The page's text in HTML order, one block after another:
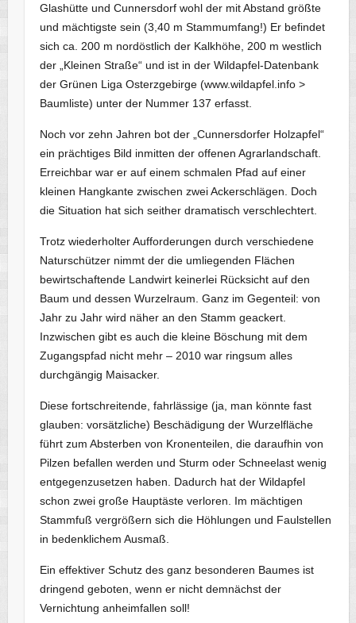
Glashütte und Cunnersdorf wohl der mit Abstand größte
und mächtigste sein (3,40 m Stammumfang!) Er befindet
sich ca. 200 m nordöstlich der Kalkhöhe, 200 m westlich
der „Kleinen Straße“ und ist in der Wildapfel-Datenbank
der Grünen Liga Osterzgebirge (www.wildapfel.info >
Baumliste) unter der Nummer 137 erfasst.
Noch vor zehn Jahren bot der „Cunnersdorfer Holzapfel“
ein prächtiges Bild inmitten der offenen Agrarlandschaft.
Erreichbar war er auf einem schmalen Pfad auf einer
kleinen Hangkante zwischen zwei Ackerschlägen. Doch
die Situation hat sich seither dramatisch verschlechtert.
Trotz wiederholter Aufforderungen durch verschiedene
Naturschützer nimmt der die umliegenden Flächen
bewirtschaftende Landwirt keinerlei Rücksicht auf den
Baum und dessen Wurzelraum. Ganz im Gegenteil: von
Jahr zu Jahr wird näher an den Stamm geackert.
Inzwischen gibt es auch die kleine Böschung mit dem
Zugangspfad nicht mehr – 2010 war ringsum alles
durchgängig Maisacker.
Diese fortschreitende, fahrlässige (ja, man könnte fast
glauben: vorsätzliche) Beschädigung der Wurzelfläche
führt zum Absterben von Kronenteilen, die daraufhin von
Pilzen befallen werden und Sturm oder Schneelast wenig
entgegenzusetzen haben. Dadurch hat der Wildapfel
schon zwei große Hauptäste verloren. Im mächtigen
Stammfuß vergrößern sich die Höhlungen und Faulstellen
in bedenklichem Ausmaß.
Ein effektiver Schutz des ganz besonderen Baumes ist
dringend geboten, wenn er nicht demnächst der
Vernichtung anheimfallen soll!